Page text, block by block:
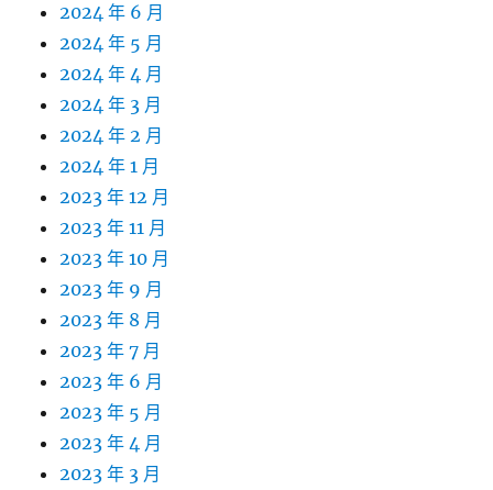
2024 年 6 月
2024 年 5 月
2024 年 4 月
2024 年 3 月
2024 年 2 月
2024 年 1 月
2023 年 12 月
2023 年 11 月
2023 年 10 月
2023 年 9 月
2023 年 8 月
2023 年 7 月
2023 年 6 月
2023 年 5 月
2023 年 4 月
2023 年 3 月